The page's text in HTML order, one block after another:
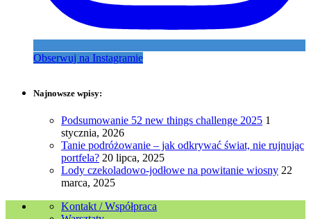
Obserwuj na Instagramie
Najnowsze wpisy:
Podsumowanie 52 new things challenge 2025 1
stycznia, 2026
Tanie podróżowanie – jak odkrywać świat, nie rujnując
portfela? 20 lipca, 2025
Lody czekoladowo-jodłowe na powitanie wiosny 22
marca, 2025
Kontakt / Współpraca